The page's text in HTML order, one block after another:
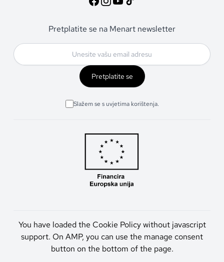
Pretplatite se na Menart newsletter
Pretplatite se
Slažem se s uvjetima korištenja.
You have loaded the Cookie Policy without javascript
support. On AMP, you can use the manage consent
button on the bottom of the page.